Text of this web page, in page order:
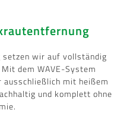
wir auf vollständig
dem WAVE-System
mit heißem
und komplett ohne